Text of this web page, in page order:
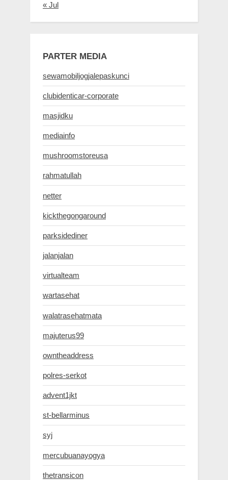
« Jul
PARTER MEDIA
sewamobiljogjalepaskunci
clubidenticar-corporate
masjidku
mediainfo
mushroomstoreusa
rahmatullah
netter
kickthegongaround
parksidediner
jalanjalan
virtualteam
wartasehat
walatrasehatmata
majuterus99
owntheaddress
polres-serkot
advent1jkt
st-bellarminus
syj
mercubuanayogya
thetransicon